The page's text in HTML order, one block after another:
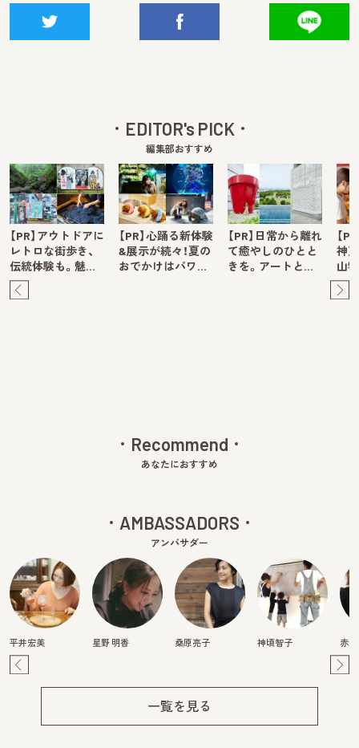
EDITOR's PICK
編集部おすすめ
【PR】アウトドアに
レトロな街歩き、
伝統体験も。魅…
【PR】心踊る新体験
&展示が続々！夏の
おでかけはパワ…
【PR】日常から離れ
て癒やしのひとと
きを。アートと…
【
神
山
Recommend
あなたにおすすめ
AMBASSADORS
アンバサダー
平井宏美 星野 明香 桑原亮子 神頃智子 赤
一覧を見る